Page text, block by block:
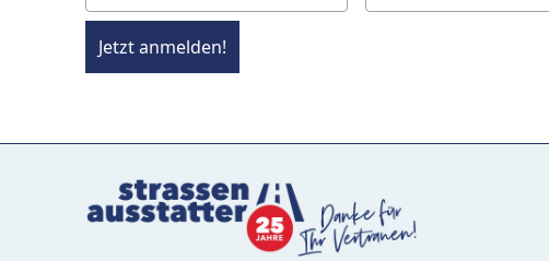
Jetzt anmelden!